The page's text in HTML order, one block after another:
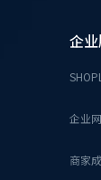
企
企业
商家